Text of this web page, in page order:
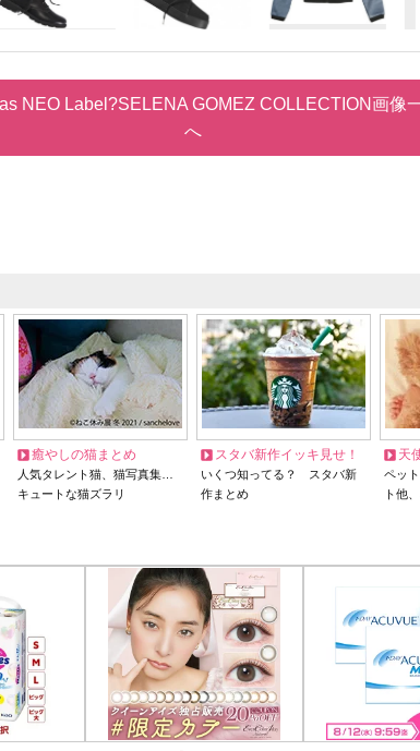
NEO Label?SELENA GOMEZ COLLECTION画像
へ
癒やしの猫まとめ
人気タレント猫、猫写真集…
キュートな猫ズラリ
スタバ新作イッキ見せ！
いくつ知ってる？ スタバ新
作まとめ
天
ペッ
ト他